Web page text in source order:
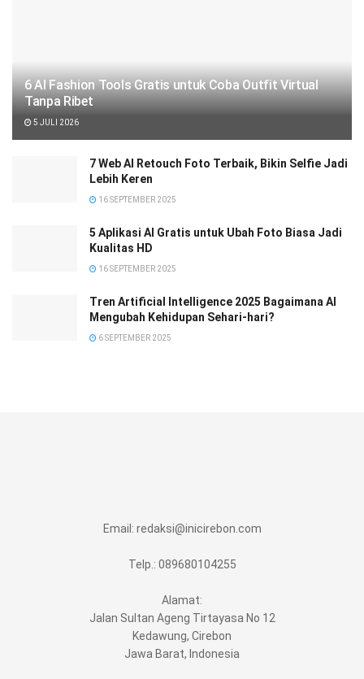
6 AI Fashion Tools Gratis untuk Coba Outfit Virtual
Tanpa Ribet
5 JULI 2026
7 Web AI Retouch Foto Terbaik, Bikin Selfie Jadi
Lebih Keren
16 SEPTEMBER 2025
5 Aplikasi AI Gratis untuk Ubah Foto Biasa Jadi
Kualitas HD
16 SEPTEMBER 2025
Tren Artificial Intelligence 2025 Bagaimana AI
Mengubah Kehidupan Sehari-hari?
6 SEPTEMBER 2025
Email: redaksi@inicirebon.com
Telp.: 089680104255
Alamat:
Jalan Sultan Ageng Tirtayasa No 12
Kedawung, Cirebon
Jawa Barat, Indonesia